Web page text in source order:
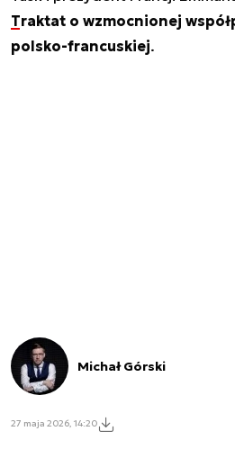
Traktat o wzmocnionej
polsko-francuskiej.
Michał Górski
27 maja 2026, 14:20